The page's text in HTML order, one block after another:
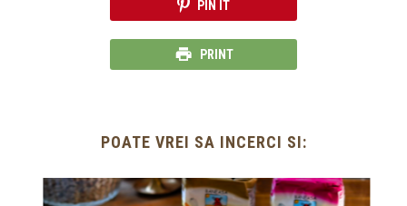
PIN IT
PRINT
POATE VREI SA INCERCI SI: